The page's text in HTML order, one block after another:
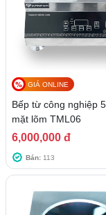
GIÁ ONLINE
Bếp từ công nghiệp
mặt lõm TML06
6,000,000 đ
Bán: 113